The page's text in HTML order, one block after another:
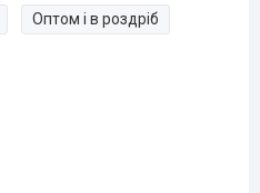
Оптом і в роздріб